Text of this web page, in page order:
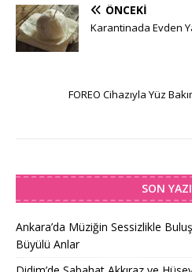
ÖNCEKI
Karantinada Evden
FOREO Cihazıyla Yüz
SON
Ankara’da Müziğin Sessizlikle
Büyülü Anlar